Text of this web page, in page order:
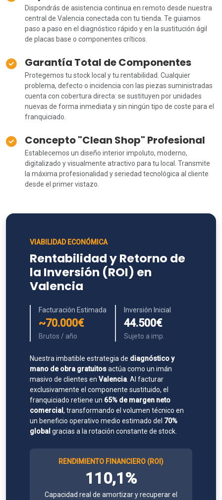
Dispondrás de asistencia continua en remoto desde nuestra
central de Valencia conectada con tu tienda. Te guiamos
paso a paso en el diagnóstico rápido y en la sustitución ágil
de placas base o componentes críticos.
Garantía Total de Componentes
Protegemos tu stock local y tu rentabilidad. Cualquier
problema, defecto o incidencia con las piezas suministradas
cuenta con cobertura directa: se sustituyen por unidades
nuevas de forma inmediata y sin ningún tipo de coste para el
franquiciado.
Concepto "Clean Shop" Profesional
Establecemos un diseño interior impoluto, moderno,
digitalizado y visualmente atractivo para tu local. Transmite
la máxima profesionalidad y seriedad tecnológica al cliente
desde el primer vistazo.
VIABILIDAD ECONÓMICA
Rentabilidad y Retorno de
la Inversión (ROI) en
Valencia
Facturación Estimada
~70.000€
Brutos / año
Inversión Inicial
44.500€
Sujeto a imp.
Nuestra imbatible estrategia de diagnóstico y
mano de obra gratuitosactúa como un imán
masivo de clientes en Valencia . Al facturar
exclusivamente el componente sustituido, el
franquiciado retiene un 65% de margen neto
comercial , transformando el volumen técnico en
un beneficio operativo medio estimado del 70%
global gracias a la rotación constante de stock.
RENDIMIENTO FINANCIERO (ROI)
110,1%
Capacidad real de amortizar y recuperar el